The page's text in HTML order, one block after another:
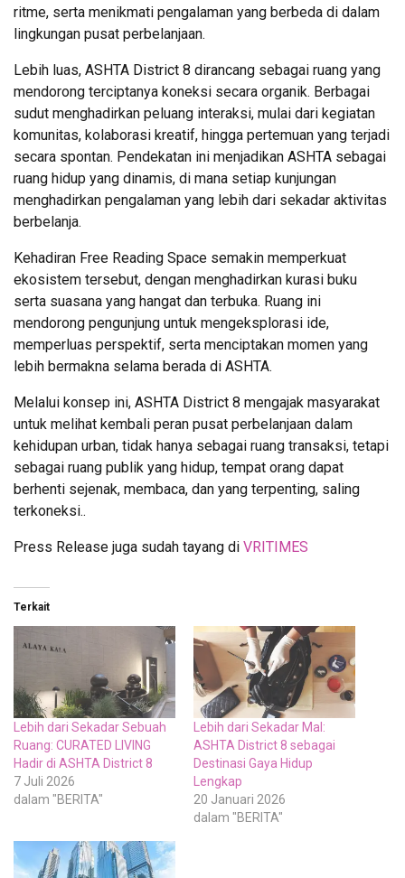
ritme, serta menikmati pengalaman yang berbeda di dalam
lingkungan pusat perbelanjaan.
Lebih luas, ASHTA District 8 dirancang sebagai ruang yang
mendorong terciptanya koneksi secara organik. Berbagai
sudut menghadirkan peluang interaksi, mulai dari kegiatan
komunitas, kolaborasi kreatif, hingga pertemuan yang terjadi
secara spontan. Pendekatan ini menjadikan ASHTA sebagai
ruang hidup yang dinamis, di mana setiap kunjungan
menghadirkan pengalaman yang lebih dari sekadar aktivitas
berbelanja.
Kehadiran Free Reading Space semakin memperkuat
ekosistem tersebut, dengan menghadirkan kurasi buku
serta suasana yang hangat dan terbuka. Ruang ini
mendorong pengunjung untuk mengeksplorasi ide,
memperluas perspektif, serta menciptakan momen yang
lebih bermakna selama berada di ASHTA.
Melalui konsep ini, ASHTA District 8 mengajak masyarakat
untuk melihat kembali peran pusat perbelanjaan dalam
kehidupan urban, tidak hanya sebagai ruang transaksi, tetapi
sebagai ruang publik yang hidup, tempat orang dapat
berhenti sejenak, membaca, dan yang terpenting, saling
terkoneksi..
Press Release juga sudah tayang di VRITIMES
Terkait
Lebih dari Sekadar Sebuah
Ruang: CURATED LIVING
Hadir di ASHTA District 8
7 Juli 2026
dalam "BERITA"
Lebih dari Sekadar Mal:
ASHTA District 8 sebagai
Destinasi Gaya Hidup
Lengkap
20 Januari 2026
dalam "BERITA"